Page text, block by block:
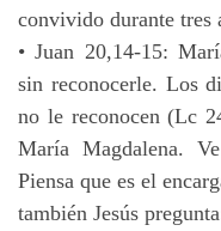
convivido durante tres
• Juan 20,14-15:
sin reconocerle. Los
no le reconocen (Lc
María Magdalena.
Piensa que es el
también Jesús